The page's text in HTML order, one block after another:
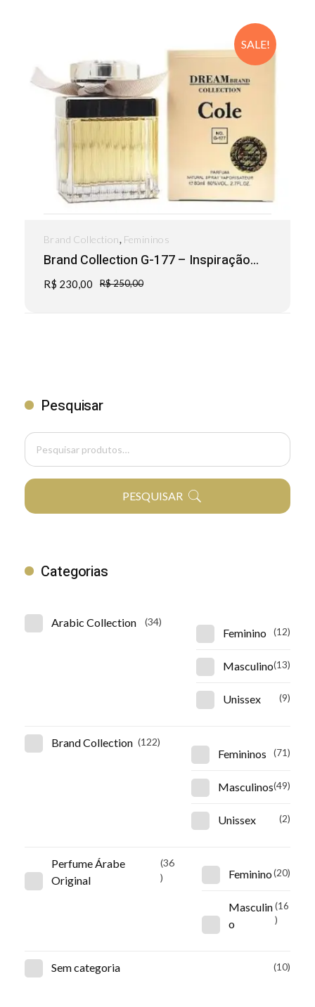
SALE!
Brand Collection G-177 – Inspiração...
R$ 230,00 R$250,00
Brand Collection Femininos
Pesquisar
PESQUISAR
Categorias
Arabic Collection (34)
Feminino (12)
Masculino(13)
Unissex (9)
Brand Collection (122)
Femininos (71)
Masculinos(49)
Unissex (2)
Perfume Árabe
Original
(36
)
Feminino(20)
Masculin
o
(16
)
Sem categoria (10)